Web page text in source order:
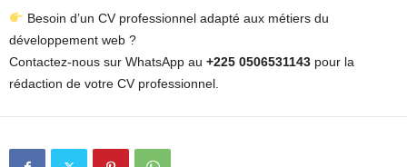
Besoin d’un CV professionnel adapté aux métiers du
développement web ?
Contactez-nous sur WhatsApp au +225 0506531143 pour la
rédaction de votre CV professionnel.